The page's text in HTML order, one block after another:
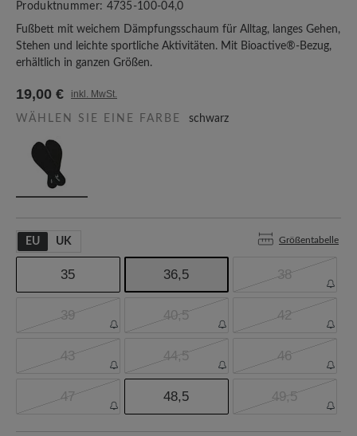
Produktnummer: 4735-100-04,0
Fußbett mit weichem Dämpfungsschaum für Alltag, langes Gehen,
Stehen und leichte sportliche Aktivitäten. Mit Bioactive®-Bezug,
erhältlich in ganzen Größen.
19,00 € inkl. MwSt.
WÄHLEN SIE EINE FARBE schwarz
EU UK Größentabelle
35 36,5 38
39 40,5 42
43 44,5 46
47 48,5 49,5